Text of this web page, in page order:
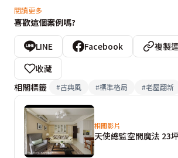
藤色等淺色系鋪陳，呈現輕盈開闊的空
石材為主體的電視牆，以俐落框線工法
計，此舉也同樣營造明亮清新的主題牆
具開闊性，電視牆兩旁也以對稱造型隱
共衛浴入口，延伸電視牆面。
一改過去堆滿雜物無收納空間的景象，
出玄關，將一側規劃為鞋櫃，另一側作
也設置移動式電器櫃，方便日後彈性需
閱讀更多
喜歡這個案例嗎?
LINE Facebook 複製
收藏
相關標籤
#古典風 #標準格局 #老屋翻新
相關影片
天使總監空間魔法 23